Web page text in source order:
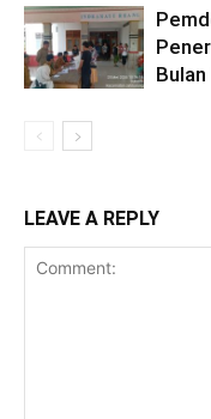
LEAVE A REPLY